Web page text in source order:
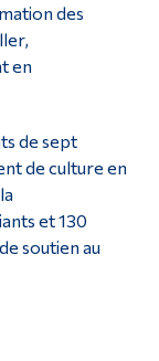
des
en
de sept
de culture en
et 130
soutien au